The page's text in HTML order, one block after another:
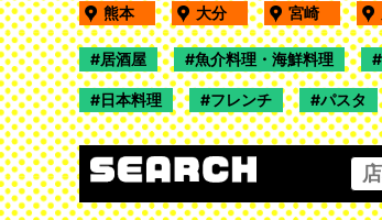
熊本
大分 宮崎
居酒屋 魚介料理・海鮮料理
日本料理 フレンチ パスタ